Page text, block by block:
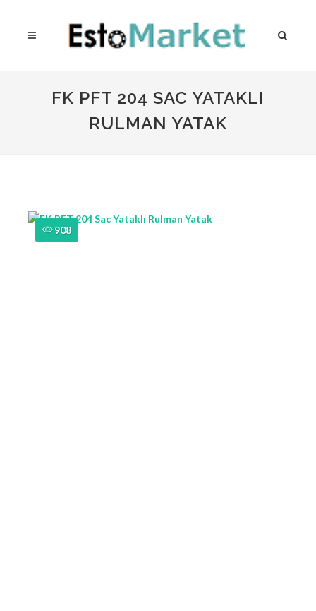
FK PFT 204 SAC YATAKLI
RULMAN YATAK
908